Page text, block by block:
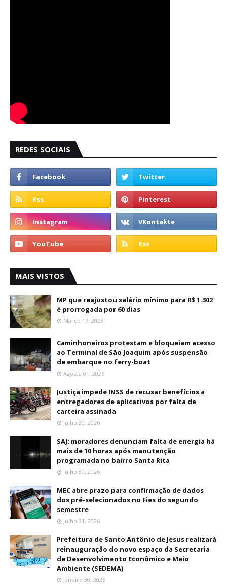
REDES SOCIAIS
MAIS VISTOS
MP que reajustou salário mínimo para R$ 1.302
é prorrogada por 60 dias
Março 17, 2023
Caminhoneiros protestam e bloqueiam acesso
ao Terminal de São Joaquim após suspensão
de embarque no ferry-boat
Agosto 01, 2026
Justiça impede INSS de recusar benefícios a
entregadores de aplicativos por falta de
carteira assinada
Julho 30, 2026
SAJ: moradores denunciam falta de energia há
mais de 10 horas após manutenção
programada no bairro Santa Rita
Julho 30, 2026
MEC abre prazo para confirmação de dados
dos pré-selecionados no Fies do segundo
semestre
Julho 31, 2026
Prefeitura de Santo Antônio de Jesus realizará
reinauguração do novo espaço da Secretaria
de Desenvolvimento Econômico e Meio
Ambiente (SEDEMA)
Janeiro 30, 2026